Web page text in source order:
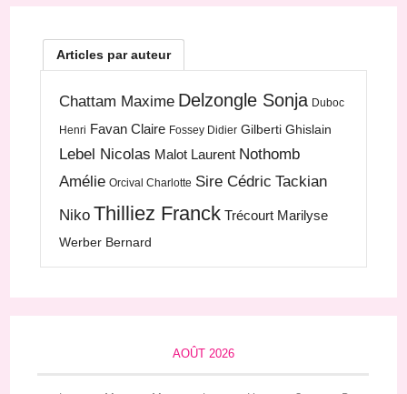
Articles par auteur
Chattam Maxime Delzongle Sonja Duboc
Henri Favan Claire Fossey Didier Gilberti Ghislain
Lebel Nicolas Malot Laurent Nothomb
Amélie Orcival Charlotte Sire Cédric Tackian
Niko Thilliez Franck Trécourt Marilyse
Werber Bernard
AOÛT 2026